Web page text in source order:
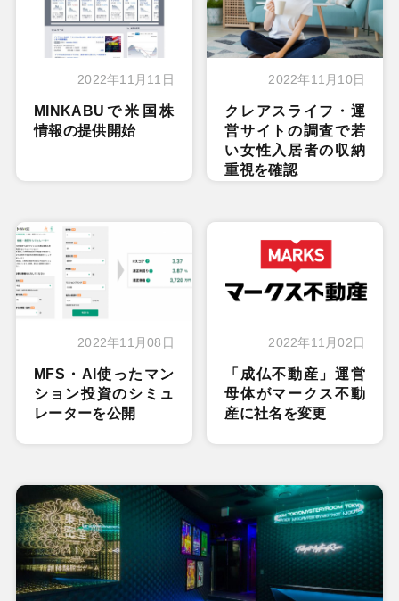
2022年11月11日
MINKABUで米国株
情報の提供開始
2022年11月10日
クレアスライフ・運
営サイトの調査で若
い女性入居者の収納
重視を確認
2022年11月08日
MFS・AI使ったマン
ション投資のシミュ
レーターを公開
2022年11月02日
「成仏不動産」運営
母体がマークス不動
産に社名を変更